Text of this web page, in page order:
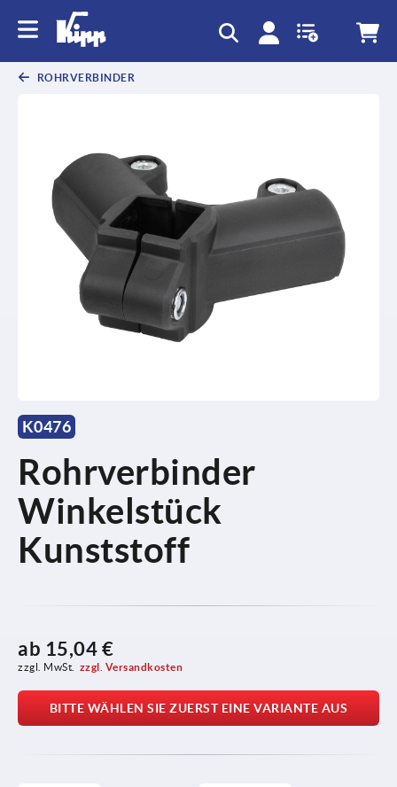
ROHRVERBINDER
K0476
Rohrverbinder
Winkelstück
Kunststoff
ab 15,04 €
zzgl. MwSt. zzgl. Versandkosten
BITTE WÄHLEN SIE ZUERST EINE VARIANTE AUS